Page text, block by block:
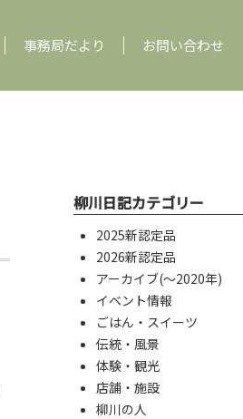
事務局だより お問い合わせ
柳川日記カテゴリー
2025新認定品
2026新認定品
アーカイブ(〜2020年)
イベント情報
ごはん・スイーツ
伝統・風景
体験・観光
店舗・施設
柳川の人